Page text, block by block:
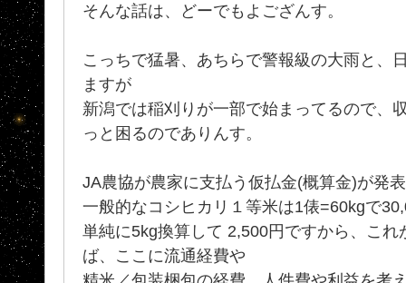
そんな話は、どーでもよござんす。
こっちで猛暑、あちらで警報級の大雨と、
ますが
新潟では稲刈りが一部で始まってるので、
っと困るのでありんす。
JA農協が農家に支払う仮払金(概算金)が発
一般的なコシヒカリ１等米は1俵=60kgで
単純に5kg換算して 2,500円ですから、こ
ば、ここに流通経費や